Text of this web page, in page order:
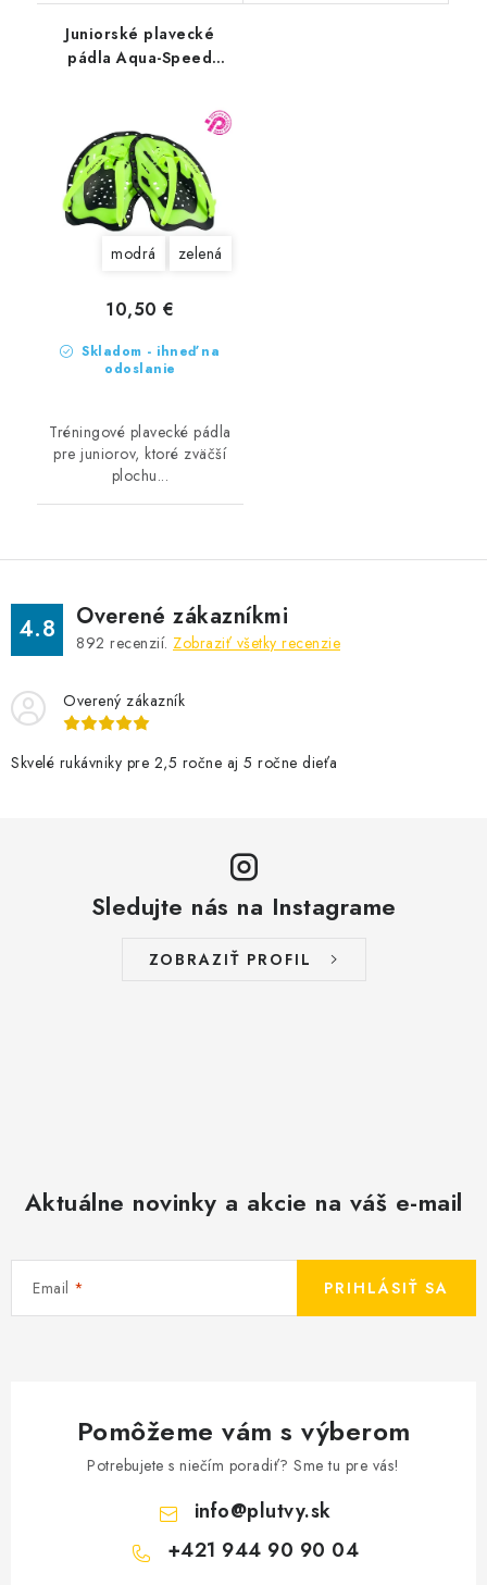
Juniorské plavecké
pádla Aqua-Speed
modrá zelená
Skladom - ihneď na
odoslanie
10,50 €
Tréningové plavecké pádla
pre juniorov, ktoré zväčší
plochu...
4.8 Overené zákazníkmi
892 recenzií. Zobraziť všetky recenzie
Overený zákazník
Skvelé rukávniky pre 2,5 ročne aj 5 ročne dieťa
Sledujte nás na Instagrame
ZOBRAZIŤ PROFIL
Aktuálne novinky a akcie na váš e-mail
Email PRIHLÁSIŤ SA
Pomôžeme vám s výberom
Potrebujete s niečím poradiť? Sme tu pre vás!
info@plutvy.sk
+421 944 90 90 04